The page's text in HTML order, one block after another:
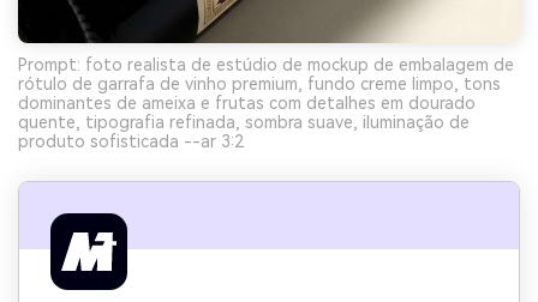
Prompt: foto realista de estúdio de mockup de embalagem de
rótulo de garrafa de vinho premium, fundo creme limpo, tons
dominantes de ameixa e frutas com detalhes em dourado
quente, tipografia refinada, sombra suave, iluminação de
produto sofisticada --ar 3:2